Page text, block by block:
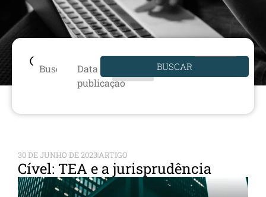
Data de
publicação
BUSCAR
30 DE JUNHO DE 2023ARTIGO
Cível: TEA e a jurisprudência